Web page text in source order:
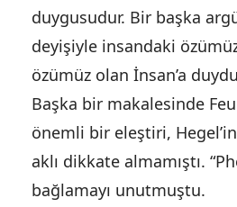
duygusudur. Bir başka
deyişiyle insandaki
özümüz olan İnsan’a
Başka bir makalesinde
önemli bir eleştiri,
aklı dikkate almamıştı.
bağlamayı unutmuştu.